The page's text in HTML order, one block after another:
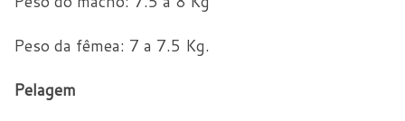
Peso da fêmea: 7 a 7.5 Kg.
Pelagem